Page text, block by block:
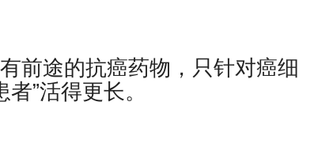
前途的抗癌药物，只针对癌细
”活得更长。